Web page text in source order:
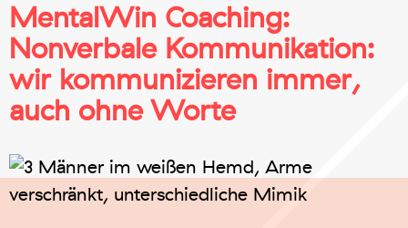
MentalWin Coaching:
Nonverbale Kommunikation:
wir kommunizieren immer,
auch ohne Worte